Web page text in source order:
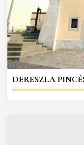
DERESZLA